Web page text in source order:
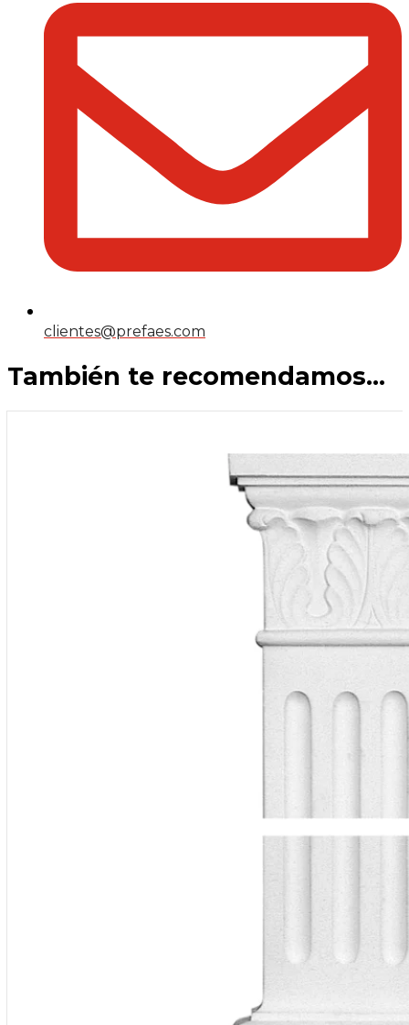
clientes@prefaes.com
También te recomendamos…